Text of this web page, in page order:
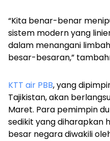
“Kita benar-benar
sistem modern yang
dalam menangani
besar-besaran,”
KTT air PBB, yang
Tajikistan, akan
Maret. Para pemimpin
sedikit yang diharapkan
besar negara diwakili